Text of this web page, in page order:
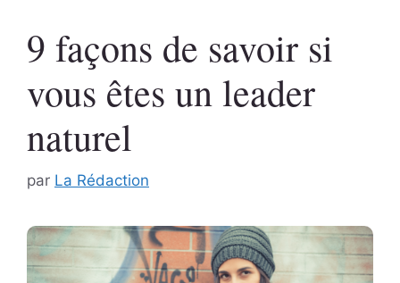
9 façons de savoir si
vous êtes un leader
naturel
par La Rédaction